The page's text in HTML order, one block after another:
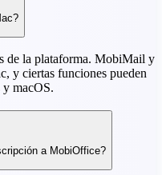
de la plataforma. MobiMail y
y ciertas funciones pueden
y macOS.
a MobiOffice?